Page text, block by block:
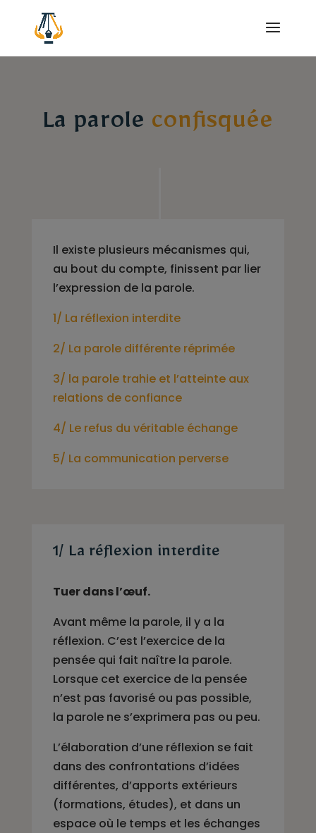
La parole confisquée
Il existe plusieurs mécanismes qui,
au bout du compte, finissent par lier
l’expression de la parole.
1/ La réflexion interdite
2/ La parole différente réprimée
3/ la parole trahie et l’atteinte aux
relations de confiance
4/ Le refus du véritable échange
5/ La communication perverse
1/ La réflexion interdite
Tuer dans l’œuf.
Avant même la parole, il y a la
réflexion. C’est l’exercice de la
pensée qui fait naître la parole.
Lorsque cet exercice de la pensée
n’est pas favorisé ou pas possible,
la parole ne s’exprimera pas ou peu.
L’élaboration d’une réflexion se fait
dans des confrontations d’idées
différentes, d’apports extérieurs
(formations, études), et dans un
espace où le temps et les échanges